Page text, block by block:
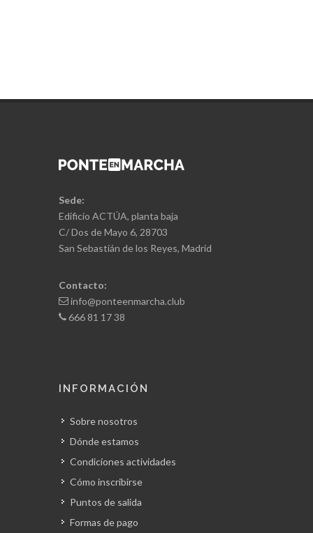
Sede:
Edificio ACTÚA, planta baja
C/ Dos de Mayo 6, 28703
San Sebastián de los Reyes, Madrid
Contacto:
info@ponteenmarcha.club
666 81 17 38
INFORMACIÓN
Sobre nosotros
Dónde estamos
Condiciones actividades
Cómo inscribirse
Puntos de salida
Formas de pago